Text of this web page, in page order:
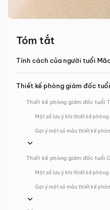
Tóm tắt
Tính cách của người tuổi
Thiết kế phòng giám đốc
Thiết kế phòng giám đốc tuổi
Một số lưu ý khi thiết kế
Gợi ý một số mẫu thiết kế
Thiết kế phòng giám đốc tuổi
Một số lưu ý khi thiết kế
Gợi ý một số mẫu thiết kế